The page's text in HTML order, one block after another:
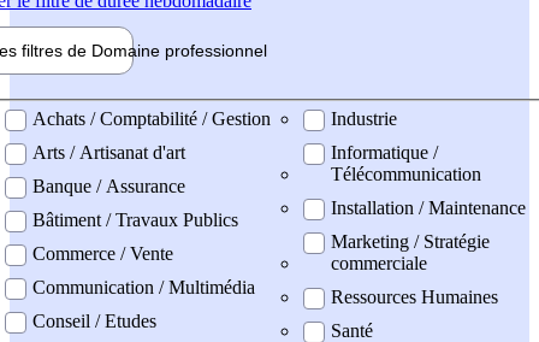
filtres de Domaine professionnel
professionel
Achats / Comptabilité / Gestion
Arts / Artisanat d'art
Banque / Assurance
Bâtiment / Travaux Publics
Commerce / Vente
Communication / Multimédia
Conseil / Etudes
Industrie
Informatique /
Télécommunication
Installation / Maintenance
Marketing / Stratégie
commerciale
Ressources Humaines
Santé